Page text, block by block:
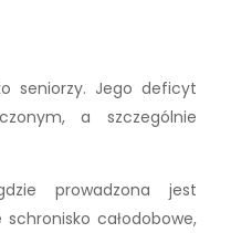
seniorzy. Jego deficyt
a szczególnie
prowadzona jest
całodobowe,